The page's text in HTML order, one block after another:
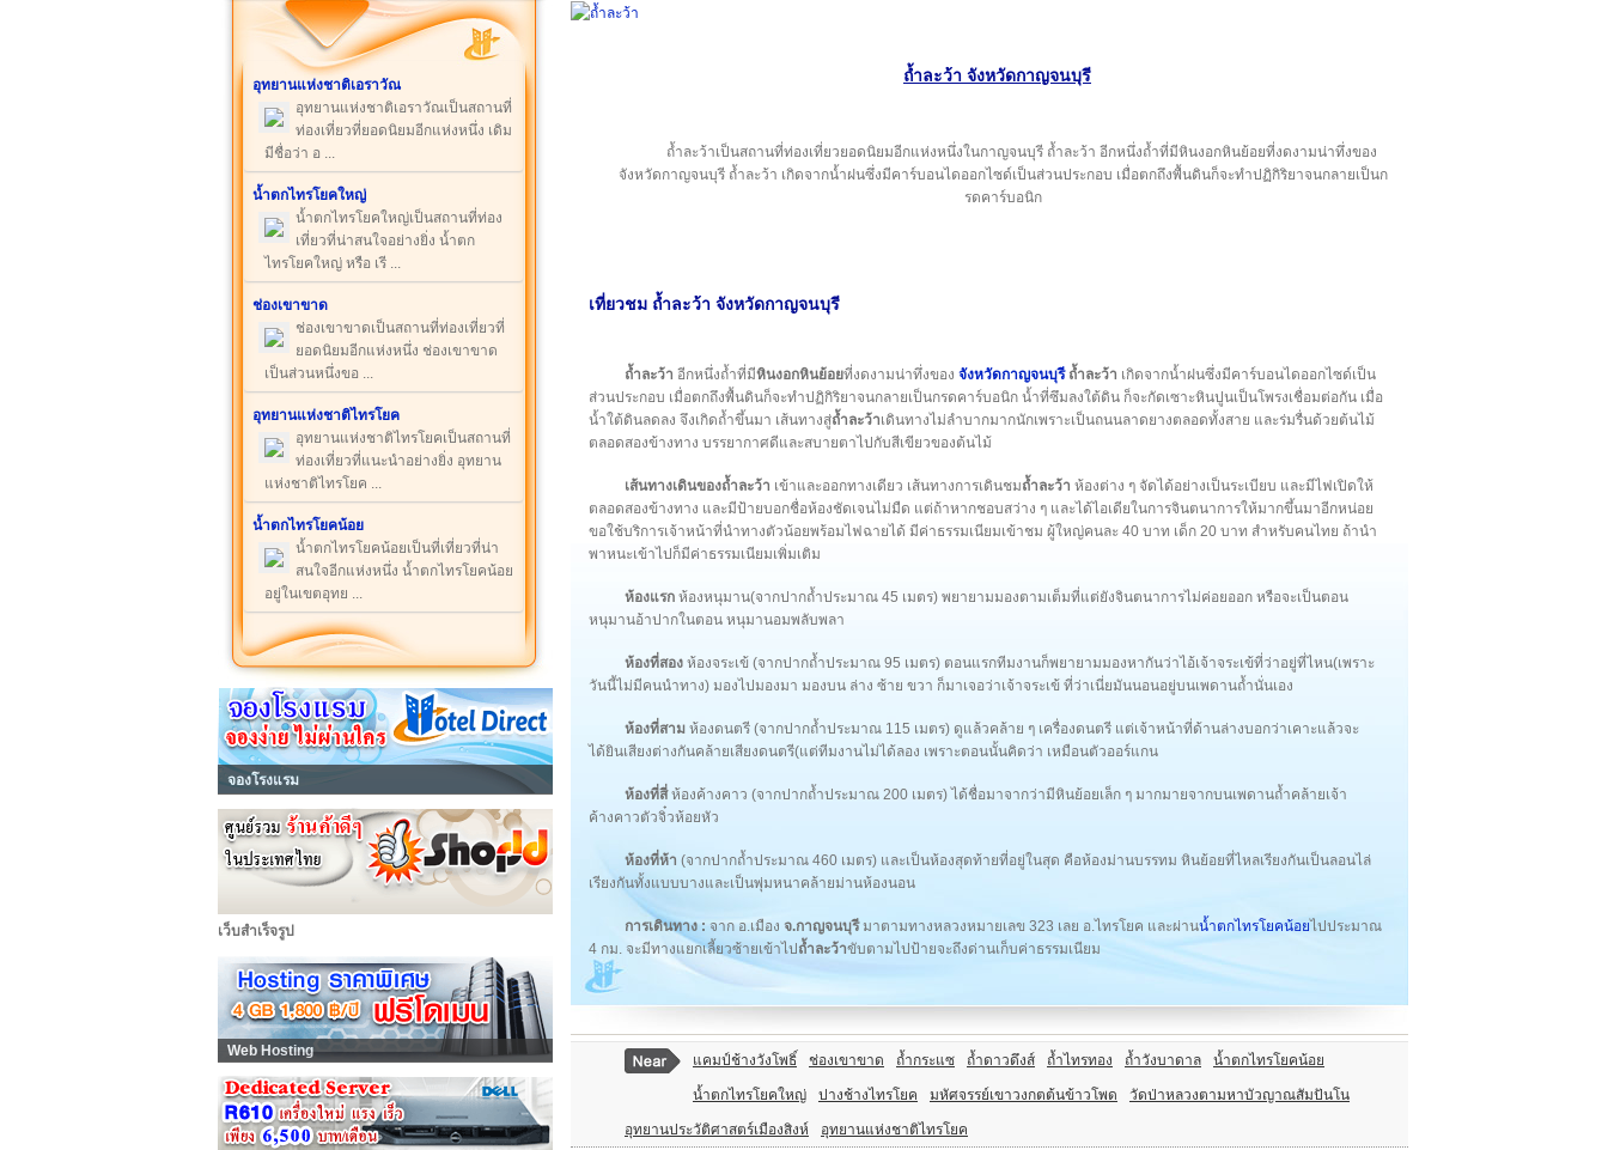
อุทยานแห่งชาติเอราวัณ
อุทยานแห่งชาติเอราวัณเป็นสถานที่
ท่องเที่ยวที่ยอดนิยมอีกแห่งหนึ่ง เดิม
มีชื่อว่า อ ...
น้ำตกไทรโยคใหญ่
น้ำตกไทรโยคใหญ่เป็นสถานที่ท่อง
เที่ยวที่น่าสนใจอย่างยิ่ง น้ำตก
ไทรโยคใหญ่ หรือ เรี ...
ช่องเขาขาด
ช่องเขาขาดเป็นสถานที่ท่องเที่ยวที่
ยอดนิยมอีกแห่งหนึ่ง ช่องเขาขาด
เป็นส่วนหนึ่งขอ ...
อุทยานแห่งชาติไทรโยค
อุทยานแห่งชาติไทรโยคเป็นสถานที่
ท่องเที่ยวที่แนะนำอย่างยิ่ง อุทยาน
แห่งชาติไทรโยค ...
น้ำตกไทรโยคน้อย
น้ำตกไทรโยคน้อยเป็นที่เที่ยวที่น่า
สนใจอีกแห่งหนึ่ง น้ำตกไทรโยคน้อย
อยู่ในเขตอุทย ...
จองโรงแรม
เว็บสำเร็จรูป
Web Hosting
ถ้ำละว้า จังหวัดกาญจนบุรี
ถ้ำละว้าเป็นสถานที่ท่องเที่ยวยอดนิยมอีกแห่งหนึ่งในกาญจนบุรี ถ้ำละว้า อีกหนึ่งถ้ำที่มีหินงอกหินย้อยที่งดงามน่าทึ่งของ
จังหวัดกาญจนบุรี ถ้ำละว้า เกิดจากน้ำฝนซึ่งมีคาร์บอนไดออกไซด์เป็นส่วนประกอบ เมื่อตกถึงพื้นดินก็จะทำปฏิกิริยาจนกลายเป็นก
รดคาร์บอนิก
เที่ยวชม ถ้ำละว้า จังหวัดกาญจนบุรี
ถ้ำละว้า อีกหนึ่งถ้ำที่มีหินงอกหินย้อยที่งดงามน่าทึ่งของ จังหวัดกาญจนบุรี ถ้ำละว้า เกิดจากน้ำฝนซึ่งมีคาร์บอนไดออกไซด์เป็น
ส่วนประกอบ เมื่อตกถึงพื้นดินก็จะทำปฏิกิริยาจนกลายเป็นกรดคาร์บอนิก น้ำที่ซึมลงใต้ดิน ก็จะกัดเซาะหินปูนเป็นโพรงเชื่อมต่อกัน เมื่อ
น้ำใต้ดินลดลง จึงเกิดถ้ำขึ้นมา เส้นทางสู่ถ้ำละว้าเดินทางไม่ลำบากมากนักเพราะเป็นถนนลาดยางตลอดทั้งสาย และร่มรื่นด้วยต้นไม้
ตลอดสองข้างทาง บรรยากาศดีและสบายตาไปกับสีเขียวของต้นไม้
เส้นทางเดินของถ้ำละว้า เข้าและออกทางเดียว เส้นทางการเดินชมถ้ำละว้า ห้องต่าง ๆ จัดได้อย่างเป็นระเบียบ และมีไฟเปิดให้
ตลอดสองข้างทาง และมีป้ายบอกชื่อห้องชัดเจนไม่มืด แต่ถ้าหากชอบสว่าง ๆ และได้ไอเดียในการจินตนาการให้มากขึ้นมาอีกหน่อย
ขอใช้บริการเจ้าหน้าที่นำทางตัวน้อยพร้อมไฟฉายได้ มีค่าธรรมเนียมเข้าชม ผู้ใหญ่คนละ 40 บาท เด็ก 20 บาท สำหรับคนไทย ถ้านำ
พาหนะเข้าไปก็มีค่าธรรมเนียมเพิ่มเติม
ห้องแรก ห้องหนุมาน(จากปากถ้ำประมาณ 45 เมตร) พยายามมองตามเต็มที่แต่ยังจินตนาการไม่ค่อยออก หรือจะเป็นตอน
หนุมานอ้าปากในตอน หนุมานอมพลับพลา
ห้องที่สอง ห้องจระเข้ (จากปากถ้ำประมาณ 95 เมตร) ตอนแรกทีมงานก็พยายามมองหากันว่าไอ้เจ้าจระเข้ที่ว่าอยู่ที่ไหน(เพราะ
วันนี้ไม่มีคนนำทาง) มองไปมองมา มองบน ล่าง ซ้าย ขวา ก็มาเจอว่าเจ้าจระเข้ ที่ว่าเนี่ยมันนอนอยู่บนเพดานถ้ำนั่นเอง
ห้องที่สาม ห้องดนตรี (จากปากถ้ำประมาณ 115 เมตร) ดูแล้วคล้าย ๆ เครื่องดนตรี แต่เจ้าหน้าที่ด้านล่างบอกว่าเคาะแล้วจะ
ได้ยินเสียงต่างกันคล้ายเสียงดนตรี(แต่ทีมงานไม่ได้ลอง เพราะตอนนั้นคิดว่า เหมือนตัวออร์แกน
ห้องที่สี่ห้องค้างคาว (จากปากถ้ำประมาณ 200 เมตร) ได้ชื่อมาจากว่ามีหินย้อยเล็ก ๆ มากมายจากบนเพดานถ้ำคล้ายเจ้า
ค้างคาวตัวจิ๋วห้อยหัว
ห้องที่ห้า (จากปากถ้ำประมาณ 460 เมตร) และเป็นห้องสุดท้ายที่อยู่ในสุด คือห้องม่านบรรทม หินย้อยที่ไหลเรียงกันเป็นลอนไล่
เรียงกันทั้งแบบบางและเป็นพุ่มหนาคล้ายม่านห้องนอน
การเดินทาง : จาก อ.เมือง จ.กาญจนบุรีมาตามทางหลวงหมายเลข 323 เลย อ.ไทรโยค และผ่านน้ำตกไทรโยคน้อยไปประมาณ
4 กม. จะมีทางแยกเลี้ยวซ้ายเข้าไปถ้ำละว้าขับตามไปป้ายจะถึงด่านเก็บค่าธรรมเนียม
แคมป์ช้างวังโพธิ์ ช่องเขาขาด ถ้ำกระแซ ถ้ำดาวดึงส์ ถ้ำไทรทอง ถ้ำวังบาดาล น้ำตกไทรโยคน้อย
น้ำตกไทรโยคใหญ่ ปางช้างไทรโยค มหัศจรรย์เขาวงกตต้นข้าวโพด วัดป่าหลวงตามหาบัวญาณสัมปันโน
อุทยานประวัติศาสตร์เมืองสิงห์ อุทยานแห่งชาติไทรโยค